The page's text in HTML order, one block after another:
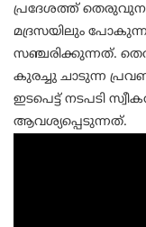
പ്രദേശത്ത്
മദ്രസയിലും പോകുന്ന
സഞ്ചരിക്കുന്നത്.
കുരച്ചു ചാടുന്ന
ഇടപെട്ട് നടപടി
ആവശ്യപ്പെടുന്നത്.